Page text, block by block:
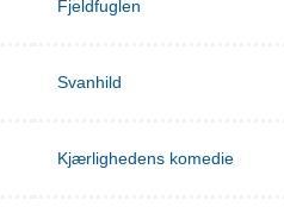
Fjeldfuglen
Svanhild
Kjærlighedens komedie